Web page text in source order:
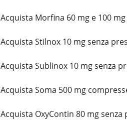
Acquista Morfina 60 mg e 100
Acquista Stilnox 10 mg senza
Acquista Sublinox 10 mg senza
Acquista Soma 500 mg
Acquista OxyContin 80 mg